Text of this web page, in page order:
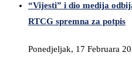
“Vijesti” i dio medija
RTCG spremna za potpis
Ponedjeljak, 17 Februara